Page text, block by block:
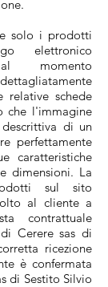
solo i prodotti
elettronico
relative schede
che l'immagine
di un
perfettamente
caratteristiche
dimensioni. La
sul sito
al cliente a
contrattuale
Cerere sas di
ricezione
è confermata
di Sestito Silvio